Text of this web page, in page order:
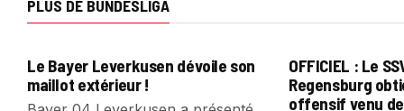
PLUS DE BUNDESLIGA
Le Bayer Leverkusen dévoile son
maillot extérieur !
OFFICIEL : Le
Regensburg
offensif venu